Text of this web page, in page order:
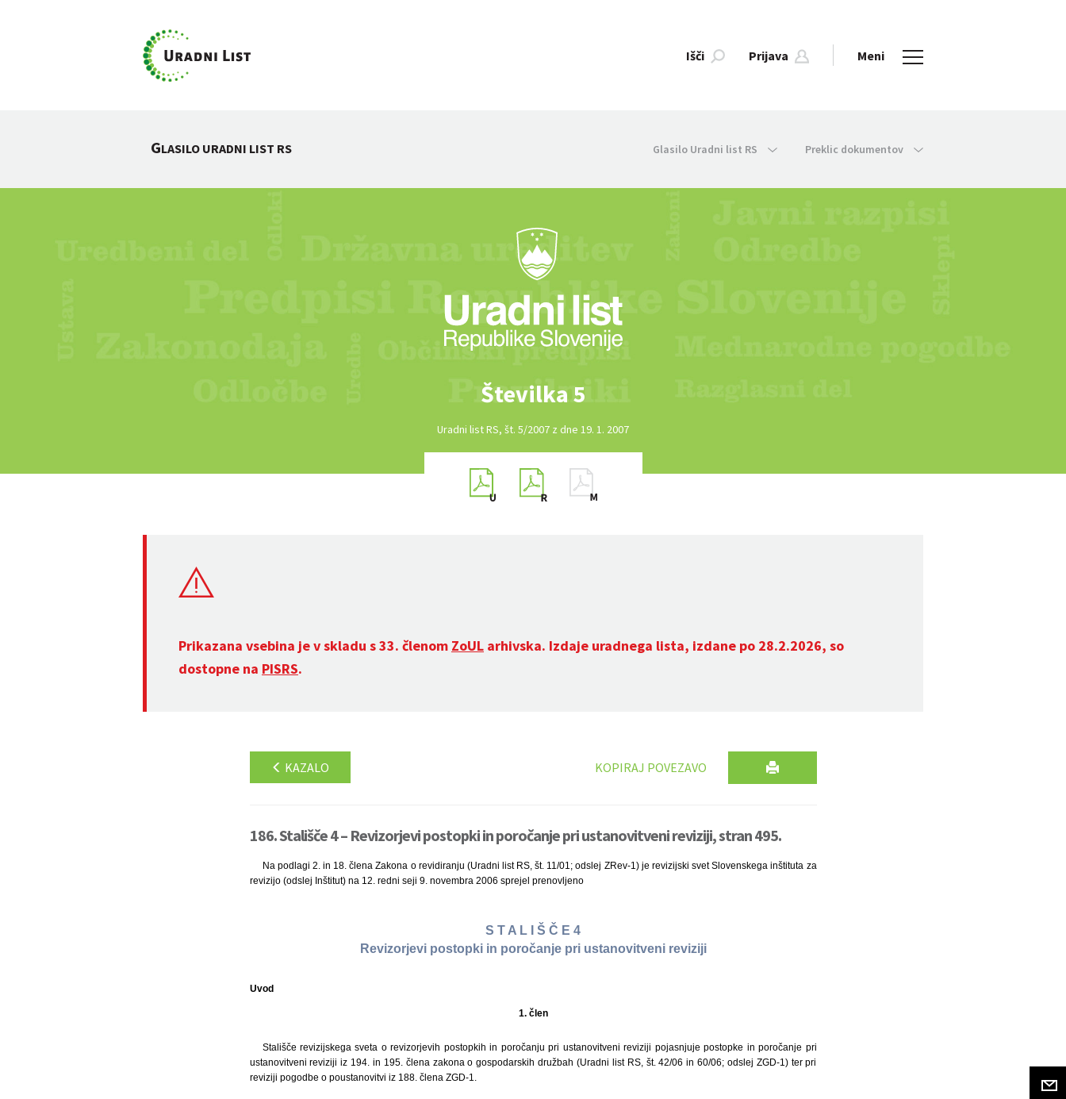
Išči Prijava Meni
GLASILO URADNI LIST RS Glasilo Uradni list RS Preklic dokumentov
Številka 5
Uradni list RS, št. 5/2007 z dne 19. 1. 2007
Prikazana vsebina je v skladu s 33. členom ZoUL arhivska. Izdaje uradnega lista, izdane po 28.2.2026, so
dostopne na PISRS.
KAZALO KOPIRAJ POVEZAVO
186. Stališče 4 – Revizorjevi postopki in poročanje pri ustanovitveni reviziji, stran 495.
Na podlagi 2. in 18. člena Zakona o revidiranju (Uradni list RS, št. 11/01; odslej ZRev-1) je revizijski svet Slovenskega inštituta za
revizijo (odslej Inštitut) na 12. redni seji 9. novembra 2006 sprejel prenovljeno
S T A L I Š Č E 4
Revizorjevi postopki in poročanje pri ustanovitveni reviziji
Uvod
1. člen
Stališče revizijskega sveta o revizorjevih postopkih in poročanju pri ustanovitveni reviziji pojasnjuje postopke in poročanje pri
ustanovitveni reviziji iz 194. in 195. člena zakona o gospodarskih družbah (Uradni list RS, št. 42/06 in 60/06; odslej ZGD-1) ter pri
reviziji pogodbe o poustanovitvi iz 188. člena ZGD-1.